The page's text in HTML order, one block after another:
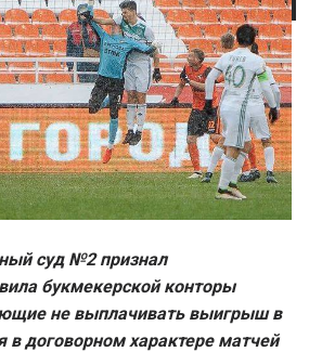
суд №2 признал
букмекерской конторы
не выплачивать выигрыш в
в договорном характере матчей